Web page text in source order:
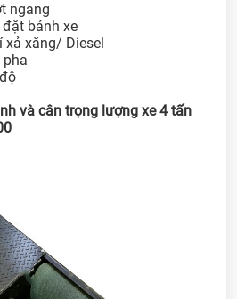
ngang
bánh xe
xăng/ Diesel
pha
và cân trọng lượng xe 4 tấn